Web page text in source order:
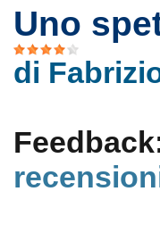
Uno
di